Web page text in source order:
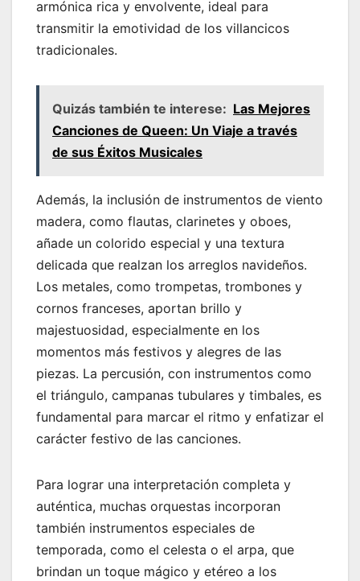
armónica rica y envolvente, ideal para
transmitir la emotividad de los villancicos
tradicionales.
Quizás también te interese: Las Mejores
Canciones de Queen: Un Viaje a través
de sus Éxitos Musicales
Además, la inclusión de instrumentos de viento
madera, como flautas, clarinetes y oboes,
añade un colorido especial y una textura
delicada que realzan los arreglos navideños.
Los metales, como trompetas, trombones y
cornos franceses, aportan brillo y
majestuosidad, especialmente en los
momentos más festivos y alegres de las
piezas. La percusión, con instrumentos como
el triángulo, campanas tubulares y timbales, es
fundamental para marcar el ritmo y enfatizar el
carácter festivo de las canciones.
Para lograr una interpretación completa y
auténtica, muchas orquestas incorporan
también instrumentos especiales de
temporada, como el celesta o el arpa, que
brindan un toque mágico y etéreo a los